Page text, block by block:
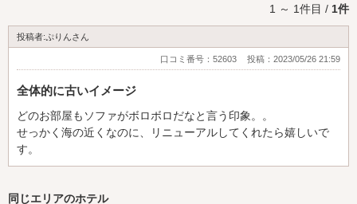
1 ～ 1件目 / 1件
投稿者:ぷりんさん
口コミ番号：52603 投稿：2023/05/26 21:59
全体的に古いイメージ
どのお部屋もソファがボロボロだなと言う印象。。
せっかく海の近くなのに、リニューアルしてくれたら嬉しいで
す。
同じエリアのホテル